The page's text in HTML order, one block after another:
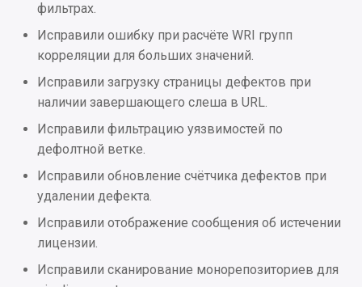
2023.5.1
Улучшения
Исправления
Проблемы безопасности
Улучшения
фильтрах.
Исправили ошибку при расчёте WRI групп
корреляции для больших значений.
Исправили загрузку страницы дефектов при
наличии завершающего слеша в URL.
Исправили фильтрацию уязвимостей по
дефолтной ветке.
Исправили обновление счётчика дефектов при
удалении дефекта.
Исправили отображение сообщения об истечении
лицензии.
Исправили сканирование монорепозиториев для